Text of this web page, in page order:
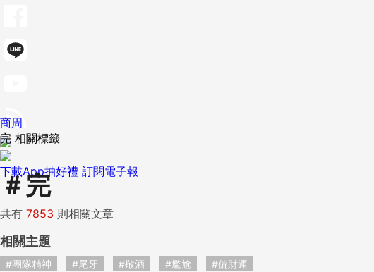
下載App抽好禮 訂閱電子報
商周
完 相關標籤
＃完
共有 7853 則相關文章
相關主題
#團隊精神 #尾牙 #敬酒 #尷尬 #偏財運